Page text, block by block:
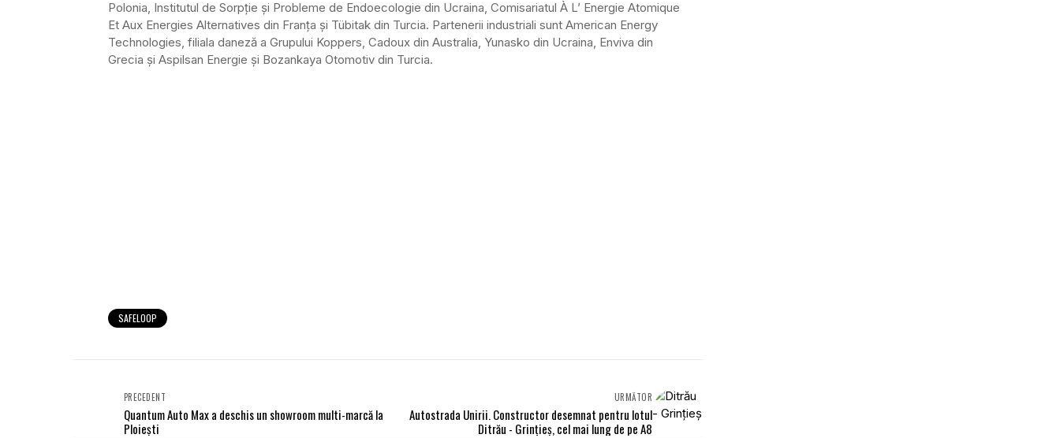
Polonia, Institutul de Sorpție și Probleme de Endoecologie din Ucraina, Comisariatul À L’ Energie Atomique
Et Aux Energies Alternatives din Franța și Tübitak din Turcia. Partenerii industriali sunt American Energy
Technologies, filiala daneză a Grupului Koppers, Cadoux din Australia, Yunasko din Ucraina, Enviva din
Grecia și Aspilsan Energie și Bozankaya Otomotiv din Turcia.
SAFELOOP
PRECEDENT
Quantum Auto Max a deschis un showroom multi-marcă la
Ploiești
URMĂTOR
Autostrada Unirii. Constructor desemnat pentru lotul
Ditrău - Grințieș, cel mai lung de pe A8